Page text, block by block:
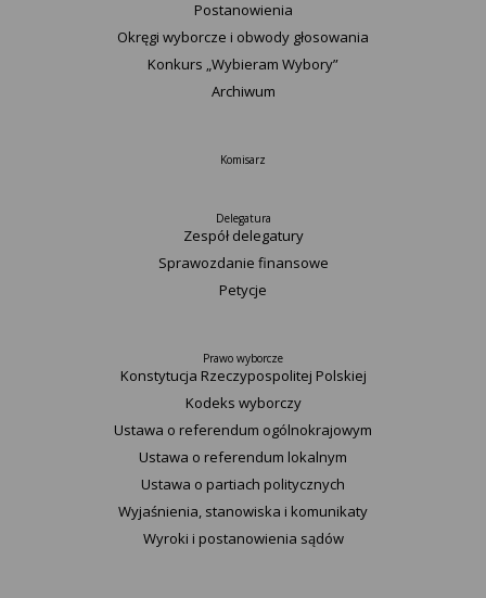
Postanowienia
Okręgi wyborcze i obwody głosowania
Konkurs „Wybieram Wybory”
Archiwum
Komisarz
Delegatura
Zespół delegatury
Sprawozdanie finansowe
Petycje
Prawo wyborcze
Konstytucja Rzeczypospolitej Polskiej​
Kodeks wyborczy
Ustawa o referendum ogólnokrajowym
Ustawa o referendum lokalnym
Ustawa o partiach politycznych
Wyjaśnienia, stanowiska i komunikaty
Wyroki i postanowienia sądów